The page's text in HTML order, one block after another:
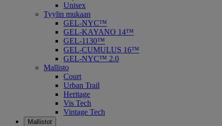
Unisex
Tyylin mukaan
GEL-NYC™
GEL-KAYANO 14™
GEL-1130™
GEL-CUMULUS 16™
GEL-NYC™ 2.0
Mallisto
Court
Urban Trail
Heritage
Vis Tech
Vintage Tech
Mallistot